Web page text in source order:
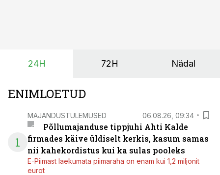
põllumajandusettevõtete jaoks üheks olulisemaks
24H 72H Nädal
ENIMLOETUD
1
MAJANDUSTULEMUSED 06.08.26, 09:34
Põllumajanduse tippjuhi Ahti Kalde
firmades käive üldiselt kerkis, kasum samas
nii kahekordistus kui ka sulas pooleks
E-Piimast laekumata piimaraha on enam kui 1,2 miljonit
eurot